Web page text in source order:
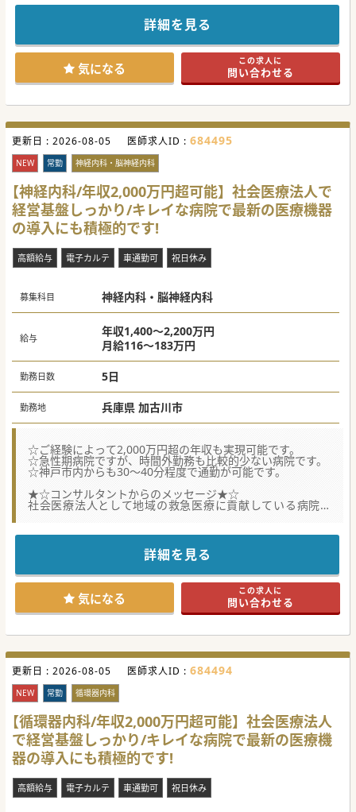
可能です。
また法人内に老健施設も複数保有してるため、将来的に老健
でといった勤務もご相談可能です。
医療機器の導入は積極的に行っており、各医療機器は最新の
ものが導入されています。
詳細を見る
気になる この求人に
問い合わせる
更新日 : 2026-08-05 医師求人ID : 684495
NEW 常勤 神経内科・脳神経内科
【神経内科/年収2,000万円超可能】社会医療法人で
経営基盤しっかり/キレイな病院で最新の医療機器
の導入にも積極的です!
高額給与 電子カルテ 車通勤可 祝日休み
募集科目 神経内科・脳神経内科
給与
年収1,400～2,200万円
月給116～183万円
勤務日数 5日
勤務地 兵庫県 加古川市
☆ご経験によって2,000万円超の年収も実現可能です。
☆急性期病院ですが、時間外勤務も比較的少ない病院です。
☆神戸市内からも30～40分程度で通勤が可能です。
★☆コンサルタントからのメッセージ★☆
社会医療法人として地域の救急医療に貢献している病院で
す。
可能です。
また法人内に老健施設も複数保有してるため、将来的に老健
でといった勤務もご相談可能です。
医療機器の導入は積極的に行っており、各医療機器は最新の
ものが導入されています。
詳細を見る
気になる この求人に
問い合わせる
更新日 : 2026-08-05 医師求人ID : 684494
NEW 常勤 循環器内科
【循環器内科/年収2,000万円超可能】社会医療法人
で経営基盤しっかり/キレイな病院で最新の医療機
器の導入にも積極的です!
高額給与 電子カルテ 車通勤可 祝日休み